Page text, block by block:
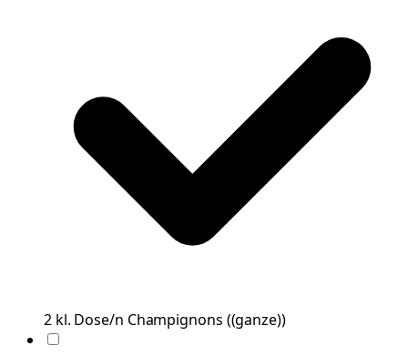
2 kl. Dose/n Champignons ((ganze))